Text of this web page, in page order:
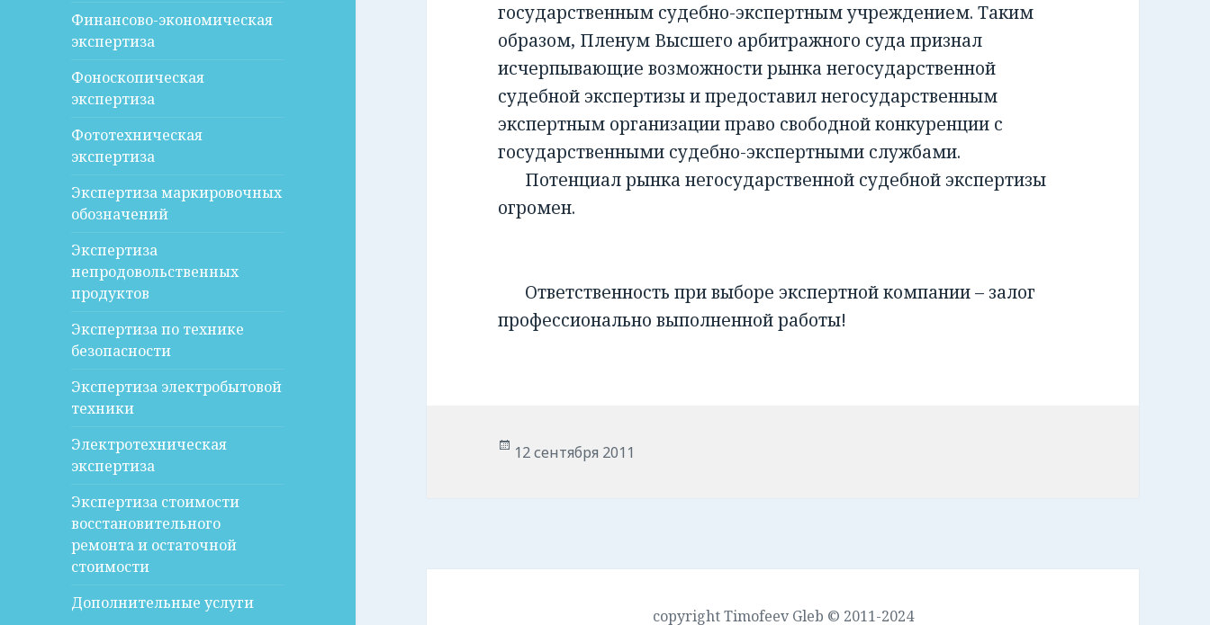
Финансово-экономическая
экспертиза
Фоноскопическая
экспертиза
Фототехническая
экспертиза
Экспертиза маркировочных
обозначений
Экспертиза
непродовольственных
продуктов
Экспертиза по технике
безопасности
Экспертиза электробытовой
техники
Электротехническая
экспертиза
Экспертиза стоимости
восстановительного
ремонта и остаточной
стоимости
Дополнительные услуги
государственным судебно-экспертным учреждением. Таким
образом, Пленум Высшего арбитражного суда признал
исчерпывающие возможности рынка негосударственной
судебной экспертизы и предоставил негосударственным
экспертным организации право свободной конкуренции с
государственными судебно-экспертными службами.
Потенциал рынка негосударственной судебной экспертизы
огромен.
Ответственность при выборе экспертной компании – залог
профессионально выполненной работы!
Опубликовано
12 сентября 2011
copyright Timofeev Gleb © 2011-2024